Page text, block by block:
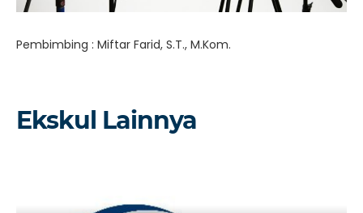
Pembimbing : Miftar Farid, S.T., M.Kom.
Ekskul Lainnya